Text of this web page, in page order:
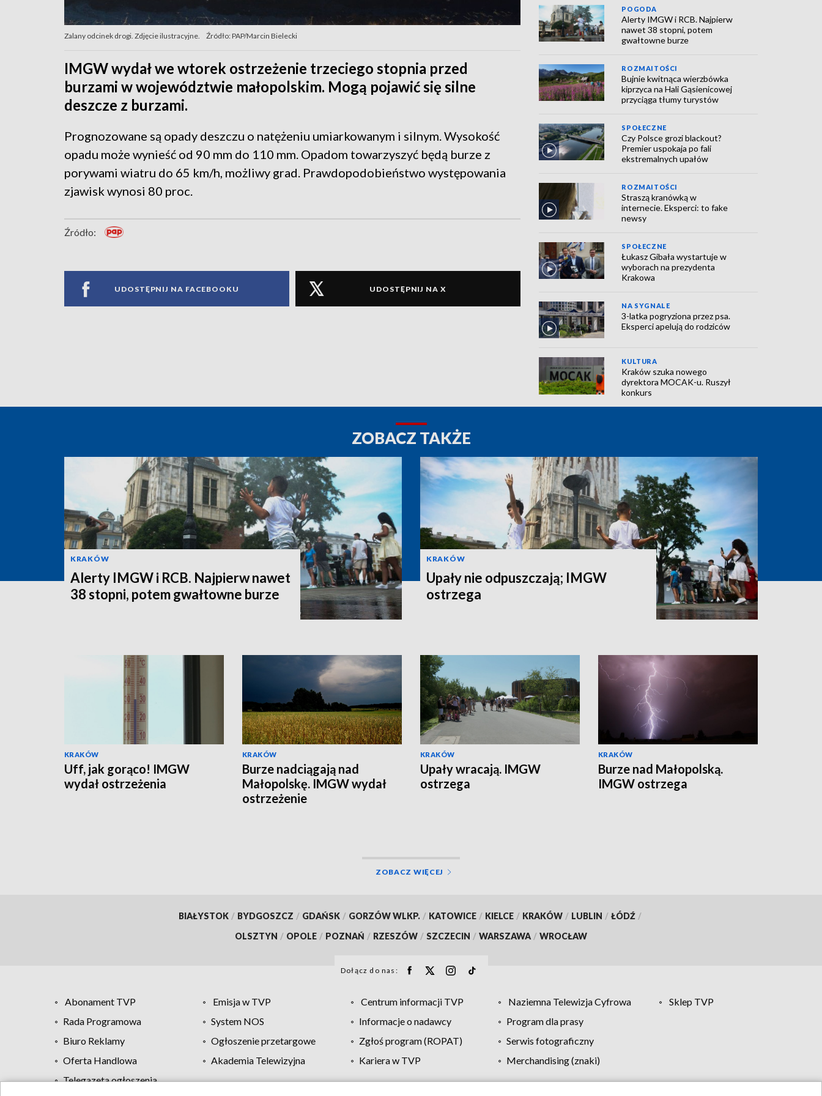
Zalany odcinek drogi. Zdjęcie ilustracyjne. Źródło: PAP/Marcin Bielecki
IMGW wydał we wtorek ostrzeżenie trzeciego stopnia przed
burzami w województwie małopolskim. Mogą pojawić się silne
deszcze z burzami.
Prognozowane są opady deszczu o natężeniu umiarkowanym i silnym. Wysokość
opadu może wynieść od 90 mm do 110 mm. Opadom towarzyszyć będą burze z
porywami wiatru do 65 km/h, możliwy grad. Prawdopodobieństwo występowania
zjawisk wynosi 80 proc.
Źródło:
UDOSTĘPNIJ NA FACEBOOKU UDOSTĘPNIJ NA X
POGODA
Alerty IMGW i RCB. Najpierw
nawet 38 stopni, potem
gwałtowne burze
ROZMAITOŚCI
Bujnie kwitnąca wierzbówka
kiprzyca na Hali Gąsienicowej
przyciąga tłumy turystów
SPOŁECZNE
Czy Polsce grozi blackout?
Premier uspokaja po fali
ekstremalnych upałów
ROZMAITOŚCI
Straszą kranówką w
internecie. Eksperci: to fake
newsy
SPOŁECZNE
Łukasz Gibała wystartuje w
wyborach na prezydenta
Krakowa
NA SYGNALE
3-latka pogryziona przez psa.
Eksperci apelują do rodziców
KULTURA
Kraków szuka nowego
dyrektora MOCAK-u. Ruszył
konkurs
ZOBACZ TAKŻE
KRAKÓW
Alerty IMGW i RCB. Najpierw nawet
38 stopni, potem gwałtowne burze
KRAKÓW
Upały nie odpuszczają; IMGW
ostrzega
KRAKÓW
Uff, jak gorąco! IMGW
wydał ostrzeżenia
KRAKÓW
Burze nadciągają nad
Małopolskę. IMGW wydał
ostrzeżenie
KRAKÓW
Upały wracają. IMGW
ostrzega
KRAKÓW
Burze nad Małopolską.
IMGW ostrzega
ZOBACZ WIĘCEJ
BIAŁYSTOK / BYDGOSZCZ / GDAŃSK / GORZÓW WLKP. / KATOWICE / KIELCE / KRAKÓW / LUBLIN / ŁÓDŹ /
OLSZTYN / OPOLE / POZNAŃ / RZESZÓW / SZCZECIN / WARSZAWA / WROCŁAW
Dołącz do nas:
Abonament TVP Emisja w TVP Centrum informacji TVP Naziemna Telewizja Cyfrowa
Sklep TVP
Rada Programowa
System NOS Informacje o nadawcy
Program dla prasy
Biuro Reklamy
Ogłoszenie przetargowe Zgłoś program (ROPAT)
Serwis fotograficzny
Oferta Handlowa
Akademia Telewizyjna Kariera w TVP
Merchandising (znaki)
Telegazeta ogłoszenia